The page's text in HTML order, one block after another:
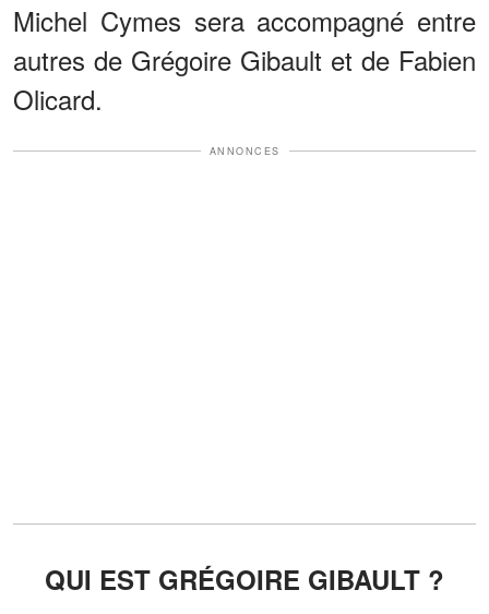
Michel Cymes sera accompagné entre
autres de Grégoire Gibault et de Fabien
Olicard.
ANNONCES
QUI EST GRÉGOIRE GIBAULT ?